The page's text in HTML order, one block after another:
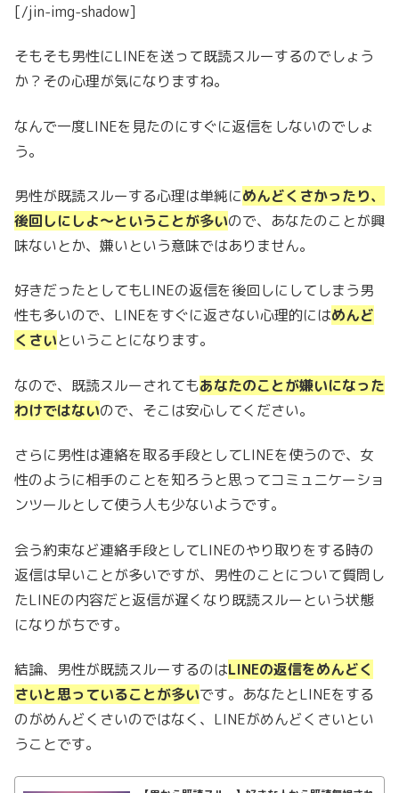
[/jin-img-shadow]
そもそも男性にLINEを送って既読スルーするのでしょう
か？その心理が気になりますね。
なんで一度LINEを見たのにすぐに返信をしないのでしょ
う。
男性が既読スルーする心理は単純にめんどくさかったり、
後回しにしよ〜ということが多いので、あなたのことが興
味ないとか、嫌いという意味ではありません。
好きだったとしてもLINEの返信を後回しにしてしまう男
性も多いので、LINEをすぐに返さない心理的にはめんど
くさいということになります。
なので、既読スルーされてもあなたのことが嫌いになった
わけではないので、そこは安心してください。
さらに男性は連絡を取る手段としてLINEを使うので、女
性のように相手のことを知ろうと思ってコミュニケーショ
ンツールとして使う人も少ないようです。
会う約束など連絡手段としてLINEのやり取りをする時の
返信は早いことが多いですが、男性のことについて質問し
たLINEの内容だと返信が遅くなり既読スルーという状態
になりがちです。
結論、男性が既読スルーするのはLINEの返信をめんどく
さいと思っていることが多いです。あなたとLINEをする
のがめんどくさいのではなく、LINEがめんどくさいとい
うことです。